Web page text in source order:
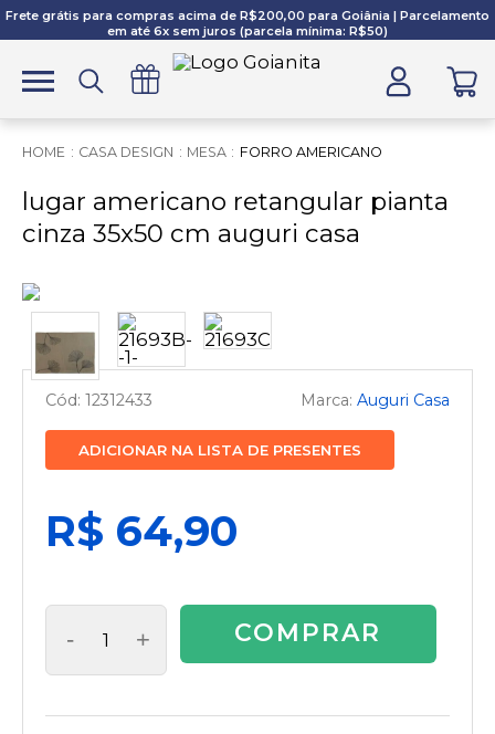
Frete grátis para compras acima de R$200,00 para Goiânia | Parcelamento
em até 6x sem juros (parcela mínima: R$50)
CASA DESIGN MESA FORRO AMERICANO
lugar americano retangular pianta
cinza 35x50 cm auguri casa
12312433 Auguri Casa
ADICIONAR NA LISTA DE PRESENTES
R$ 64,90
- + COMPRAR